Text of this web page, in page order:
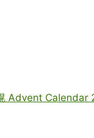
Advent Calendar